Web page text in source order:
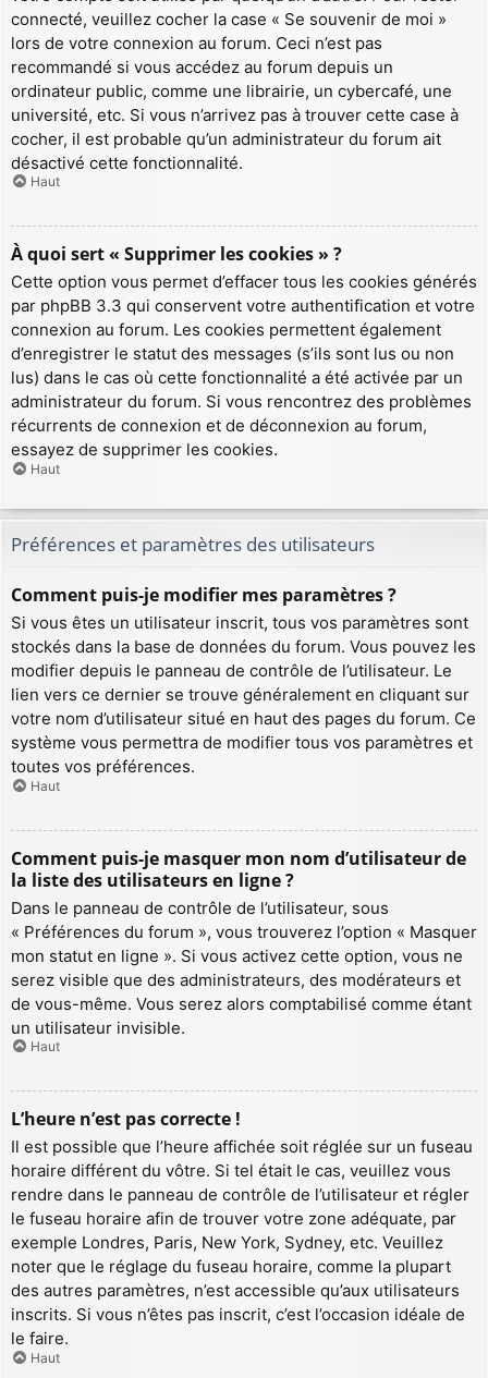
connecté, veuillez cocher la case « Se souvenir de moi »
lors de votre connexion au forum. Ceci n’est pas
recommandé si vous accédez au forum depuis un
ordinateur public, comme une librairie, un cybercafé, une
université, etc. Si vous n’arrivez pas à trouver cette case à
cocher, il est probable qu’un administrateur du forum ait
désactivé cette fonctionnalité.
Haut
À quoi sert « Supprimer les cookies » ?
Cette option vous permet d’effacer tous les cookies générés
par phpBB 3.3 qui conservent votre authentification et votre
connexion au forum. Les cookies permettent également
d’enregistrer le statut des messages (s’ils sont lus ou non
lus) dans le cas où cette fonctionnalité a été activée par un
administrateur du forum. Si vous rencontrez des problèmes
récurrents de connexion et de déconnexion au forum,
essayez de supprimer les cookies.
Haut
Préférences et paramètres des utilisateurs
Comment puis-je modifier mes paramètres ?
Si vous êtes un utilisateur inscrit, tous vos paramètres sont
stockés dans la base de données du forum. Vous pouvez les
modifier depuis le panneau de contrôle de l’utilisateur. Le
lien vers ce dernier se trouve généralement en cliquant sur
votre nom d’utilisateur situé en haut des pages du forum. Ce
système vous permettra de modifier tous vos paramètres et
toutes vos préférences.
Haut
Comment puis-je masquer mon nom d’utilisateur de
la liste des utilisateurs en ligne ?
Dans le panneau de contrôle de l’utilisateur, sous
« Préférences du forum », vous trouverez l’option « Masquer
mon statut en ligne ». Si vous activez cette option, vous ne
serez visible que des administrateurs, des modérateurs et
de vous-même. Vous serez alors comptabilisé comme étant
un utilisateur invisible.
Haut
L’heure n’est pas correcte !
Il est possible que l’heure affichée soit réglée sur un fuseau
horaire différent du vôtre. Si tel était le cas, veuillez vous
rendre dans le panneau de contrôle de l’utilisateur et régler
le fuseau horaire afin de trouver votre zone adéquate, par
exemple Londres, Paris, New York, Sydney, etc. Veuillez
noter que le réglage du fuseau horaire, comme la plupart
des autres paramètres, n’est accessible qu’aux utilisateurs
inscrits. Si vous n’êtes pas inscrit, c’est l’occasion idéale de
le faire.
Haut